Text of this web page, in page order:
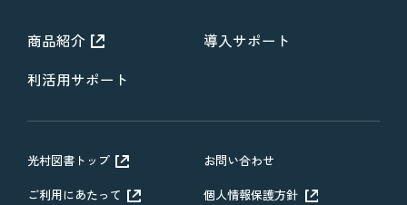
商品紹介
導入サポート
利活用サポート
光村図書トップ
お問い合わせ
ご利用にあたって
個人情報保護方針